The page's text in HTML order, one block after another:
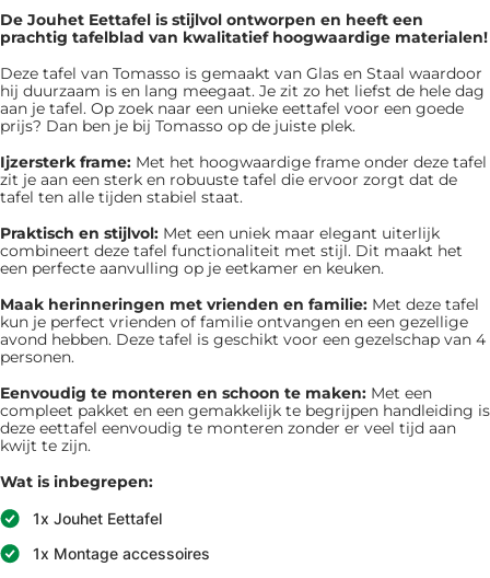
De Jouhet Eettafel is ​​stijlvol ontworpen en heeft een
prachtig tafelblad van kwalitatief hoogwaardige materialen!
Deze tafel van Tomasso is gemaakt van Glas en Staal waardoor
hij duurzaam is en lang meegaat. Je zit zo het liefst de hele dag
aan je tafel. Op zoek naar een unieke eettafel voor een goede
prijs? Dan ben je bij Tomasso op de juiste plek.
Ijzersterk frame: Met het hoogwaardige frame onder deze tafel
zit je aan een sterk en robuuste tafel die ervoor zorgt dat de
tafel ten alle tijden stabiel staat.
Praktisch en stijlvol: Met een uniek maar elegant uiterlijk
combineert deze tafel functionaliteit met stijl. Dit maakt het
een perfecte aanvulling op je eetkamer en keuken.
Maak herinneringen met vrienden en familie: Met deze tafel
kun je perfect vrienden of familie ontvangen en een gezellige
avond hebben. Deze tafel is geschikt voor een gezelschap van 4
personen.
Eenvoudig te monteren en schoon te maken: Met een
compleet pakket en een gemakkelijk te begrijpen handleiding is
deze eettafel eenvoudig te monteren zonder er veel tijd aan
kwijt te zijn.
Wat is inbegrepen:
1x Jouhet Eettafel
1x Montage accessoires